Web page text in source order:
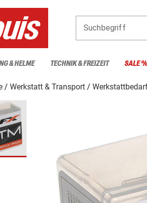
Suchbegriff
& HELME TECHNIK & FREIZEIT SALE %
Werkstatt & Transport